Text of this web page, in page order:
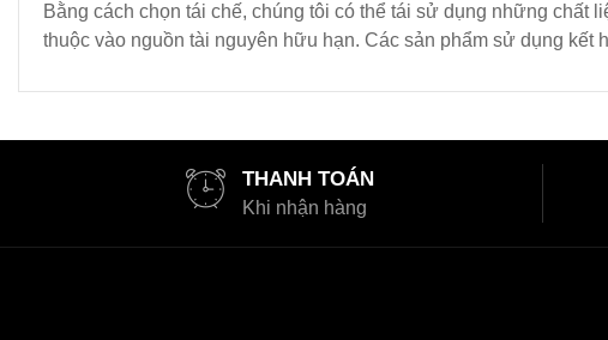
Bằng cách chọn tái chế, chúng tôi có thể tái sử dụng những
thuộc vào nguồn tài nguyên hữu hạn. Các sản phẩm sử dụng kết
THANH TOÁN
Khi nhận hàng